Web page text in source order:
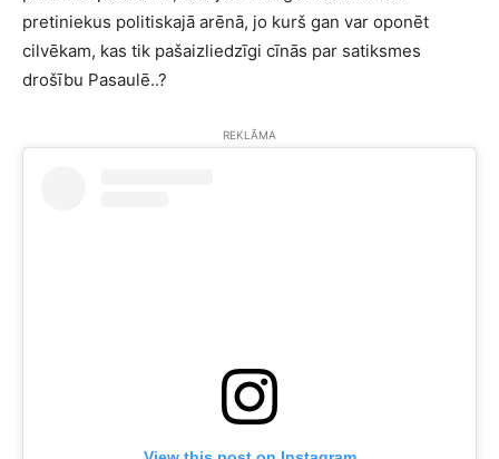
pretiniekus politiskajā arēnā, jo kurš gan var oponēt
cilvēkam, kas tik pašaizliedzīgi cīnās par satiksmes
drošību Pasaulē..?
REKLĀMA